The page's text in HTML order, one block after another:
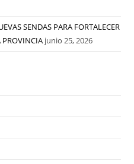
SENDAS PARA FORTALECER
junio 25, 2026